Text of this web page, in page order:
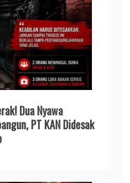
Dua Nyawa
PT KAN Didesak